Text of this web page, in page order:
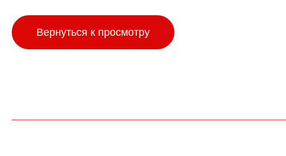
Вернуться к просмотру